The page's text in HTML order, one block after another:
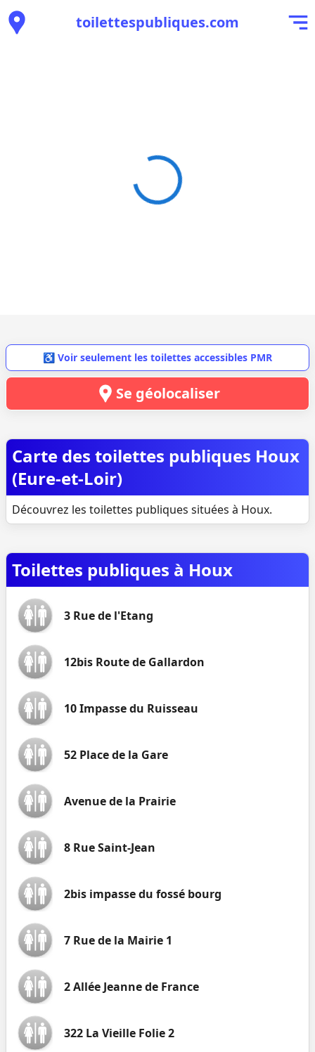
toilettespubliques.com
♿ Voir seulement les toilettes accessibles PMR
Se géolocaliser
Carte des toilettes publiques Houx
(Eure-et-Loir)
Découvrez les toilettes publiques situées à Houx.
Toilettes publiques à Houx
3 Rue de l'Etang
12bis Route de Gallardon
10 Impasse du Ruisseau
52 Place de la Gare
Avenue de la Prairie
8 Rue Saint-Jean
2bis impasse du fossé bourg
7 Rue de la Mairie 1
2 Allée Jeanne de France
322 La Vieille Folie 2